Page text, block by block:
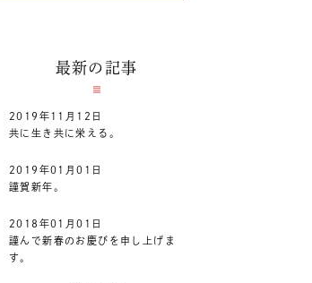
最新の記事
2019年11月12日
共に生き共に栄える。
2019年01月01日
謹賀新年。
2018年01月01日
謹んで新春のお慶びを申し上げま
す。